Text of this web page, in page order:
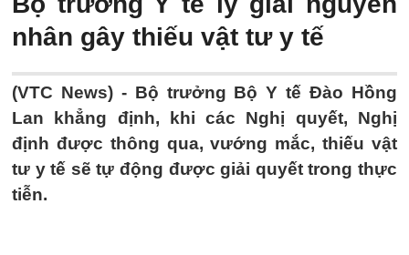
nhân gây thiếu vật tư y tế
(VTC News) - Bộ trưởng Bộ Y tế Đào Hồng
Lan khẳng định, khi các Nghị quyết, Nghị
định được thông qua, vướng mắc, thiếu vật
tư y tế sẽ tự động được giải quyết trong thực
tiễn.